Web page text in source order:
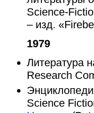
Science-
– изд.
1979
Литература
Research
Science